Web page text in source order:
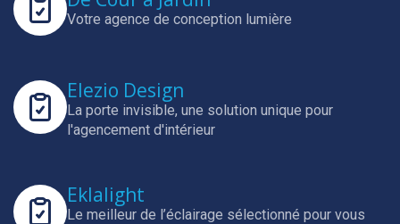
Votre agence de conception lumière
Elezio Design
La porte invisible, une solution unique pour
l'agencement d'intérieur
Eklalight
Le meilleur de l’éclairage sélectionné pour vous